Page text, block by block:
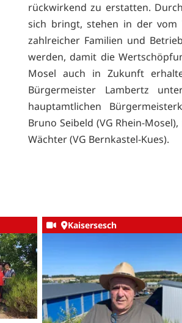
rückwirkend zu erstatten.
sich bringt, stehen in der vom
zahlreicher Familien und
werden, damit die
Mosel auch in Zukunft
Bürgermeister Lambertz
hauptamtlichen
Bruno Seibeld (VG Rhein-
Wächter (VG Bernkastel-Kues).
Kaisersesch